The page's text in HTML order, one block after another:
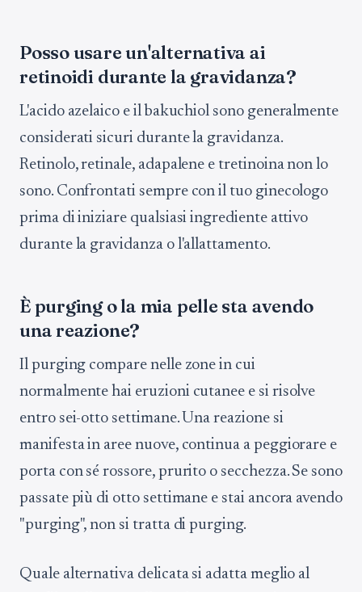
Posso usare un'alternativa ai
retinoidi durante la gravidanza?
L'acido azelaico e il bakuchiol sono generalmente
considerati sicuri durante la gravidanza.
Retinolo, retinale, adapalene e tretinoina non lo
sono. Confrontati sempre con il tuo ginecologo
prima di iniziare qualsiasi ingrediente attivo
durante la gravidanza o l'allattamento.
È purging o la mia pelle sta avendo
una reazione?
Il purging compare nelle zone in cui
normalmente hai eruzioni cutanee e si risolve
entro sei-otto settimane. Una reazione si
manifesta in aree nuove, continua a peggiorare e
porta con sé rossore, prurito o secchezza. Se sono
passate più di otto settimane e stai ancora avendo
"purging", non si tratta di purging.
Quale alternativa delicata si adatta meglio al